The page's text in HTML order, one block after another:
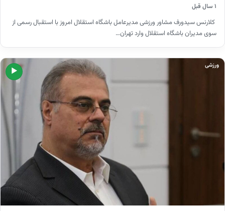
۱ سال قبل
کلارنس سیدورف مشاور ورزشی مدیرعامل باشگاه استقلال امروز با استقبال رسمی از
سوی مدیران باشگاه استقلال وارد تهران…
▶
ورزشی